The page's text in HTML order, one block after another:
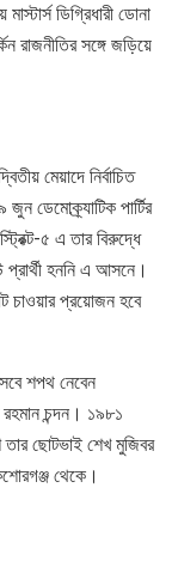
ডিগ্রিধারী ডোনা
রাজনীতির সঙ্গে জড়িয়ে
মেয়াদে নির্বাচিত
ডেমোক্র্যাটিক পার্টির
৫ এ তার বিরুদ্ধে
প্রার্থী হননি এ আসনে।
চাওয়ার প্রয়োজন হবে
শপথ নেবেন
চন্দন। ১৯৮১
তার ছোটভাই শেখ মুজিবর
থেকে।